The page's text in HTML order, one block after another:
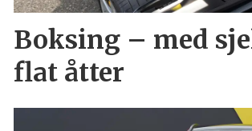
Boksing – med
flat åtter